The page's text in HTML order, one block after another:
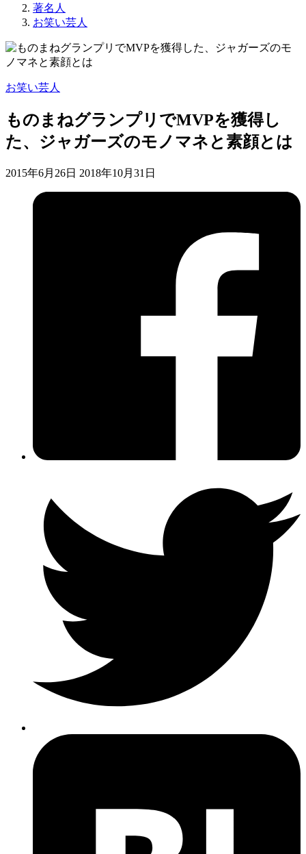
著名人
お笑い芸人
お笑い芸人
ものまねグランプリでMVPを獲得し
た、ジャガーズのモノマネと素顔とは
2015年6月26日 2018年10月31日